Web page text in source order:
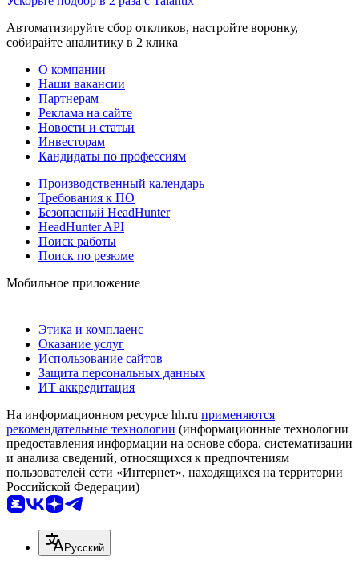
Автоматизируйте сбор откликов, настройте воронку,
собирайте аналитику в 2 клика
О компании
Наши вакансии
Партнерам
Реклама на сайте
Новости и статьи
Инвесторам
Кандидаты по профессиям
Производственный календарь
Требования к ПО
Безопасный HeadHunter
HeadHunter API
Поиск работы
Поиск по резюме
Мобильное приложение
Этика и комплаенс
Оказание услуг
Использование сайтов
Защита персональных данных
ИТ аккредитация
На информационном ресурсе hh.ru применяются
рекомендательные технологии (информационные технологии
предоставления информации на основе сбора, систематизации
и анализа сведений, относящихся к предпочтениям
пользователей сети «Интернет», находящихся на территории
Российской Федерации)
Русский